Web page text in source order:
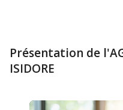
Présentation de
ISIDORE